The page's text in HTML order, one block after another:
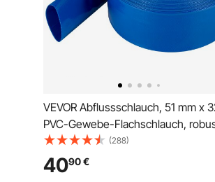
VEVOR Abflussschlauch, 51 mm x
PVC-Gewebe-Flachschlauch,
Rückspül-Ablaufschlauch mit
wetterfest und platzsicher, ideal für
Schwimmbad und Wassertransfer,
(288)
4090€